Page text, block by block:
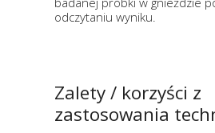
odczytaniu wyniku.
Zalety / korzyści z
zastosowania